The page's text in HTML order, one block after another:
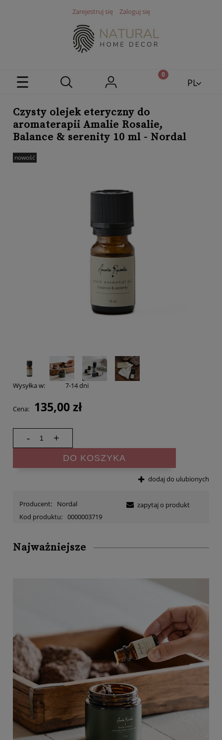
Zarejestruj się Zaloguj się
PL
Czysty olejek eteryczny do
aromaterapii Amalie Rosalie,
Balance & serenity 10 ml - Nordal
nowość
Wysyłka w: 7-14 dni
Cena: 135,00 zł
- +
DO KOSZYKA
dodaj do ulubionych
Producent:
Nordal
Kod produktu: 0000003719
zapytaj o produkt
Najważniejsze